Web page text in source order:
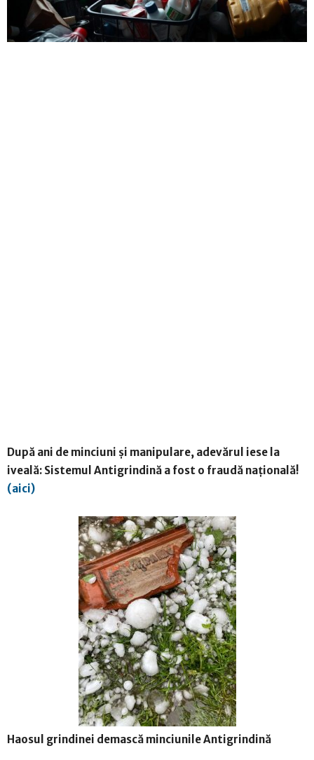
După ani de minciuni și manipulare, adevărul iese la
iveală: Sistemul Antigrindină a fost o fraudă națională!
(aici)
Haosul grindinei demască minciunile Antigrindină